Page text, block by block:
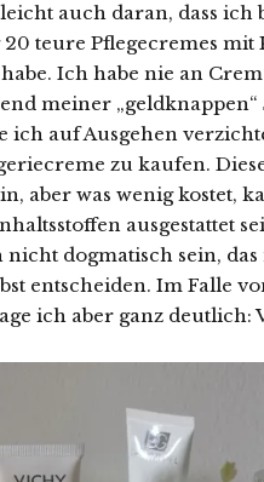
auch daran, dass ich
teure Pflegecremes mit
Ich habe nie an
meiner „geldknappen“
ich auf Ausgehen
zu kaufen.
aber was wenig kostet,
ausgestattet
dogmatisch sein, das
entscheiden. Im Falle
ich aber ganz deutlich: